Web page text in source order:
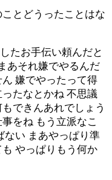
とどうったことはな
たお手伝い頼んだと
あそれ嫌でやるんだ
嫌でやったって得
たなとかね 不思議
できんあれでしょう
をね もう立派なこ
ない まあやっぱり準
やっぱりもう何か